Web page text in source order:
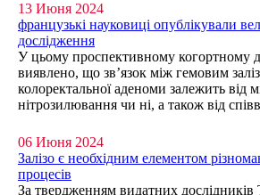
13 Июня 2024
французькі науковиці опублікували
дослідження
У цьому проспективному когортному
виявлено, що зв’язок між гемовим
колоректальної аденоми залежить від
нітрозилювання чи ні, а також від
06 Июня 2024
Залізо є необхідним елементом
процесів
За твердженням видатних дослідників